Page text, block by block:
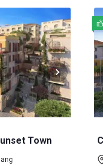
Town